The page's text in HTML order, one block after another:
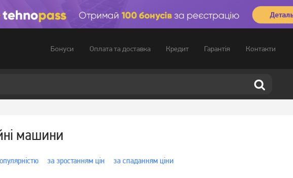
Бонуси Оплата та доставка Кредит Гарантія Контакти
машини
за зростанням цін за спаданням ціни